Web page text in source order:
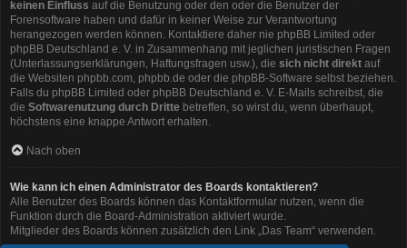
keinen Einfluss auf die Benutzung oder den oder die Benutzer der
Forensoftware haben und dafür in keiner Weise zur Verantwortung
herangezogen werden können. Kontaktiere daher nie phpBB Limited oder
phpBB Deutschland e. V. in Zusammenhang mit jeglichen juristischen Fragen
(Unterlassungserklärungen, Haftungsfragen usw.), die sich nicht direkt auf
die Websiten phpbb.com, phpbb.de oder die phpBB-Software selbst beziehen.
Falls du phpBB Limited oder phpBB Deutschland e. V. E-Mails schreibst, die
die Softwarenutzung durch Dritte betreffen, so wirst du, wenn überhaupt,
höchstens eine knappe Antwort erhalten.
Nach oben
Wie kann ich einen Administrator des Boards kontaktieren?
Alle Benutzer des Boards können das Kontaktformular nutzen, wenn die
Funktion durch die Board-Administration aktiviert wurde.
Mitglieder des Boards können zusätzlich den Link „Das Team“ verwenden.